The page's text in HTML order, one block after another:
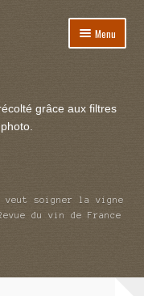
Menu
le
menu
enfant
Ouvrir
le
grâce aux filtres
veut soigner la vigne
du vin de France